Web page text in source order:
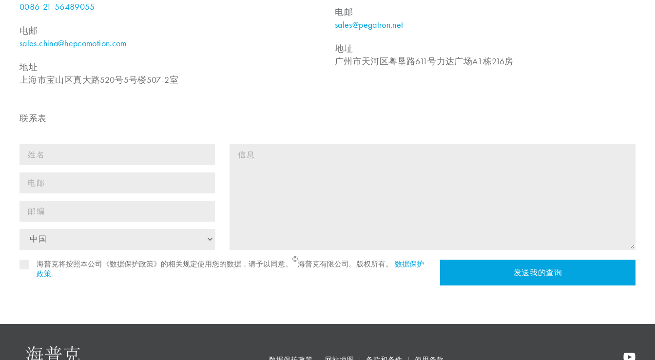
0086-21-56489055
电邮
sales.china@hepcomotion.com
地址
上海市宝山区真大路520号5号楼507-2室
电邮
sales@pegatron.net
地址
广州市天河区粤垦路611号力达广场A1栋216房
联系表
海普克将按照本公司《数据保护政策》的相关规定使用您的数据，请予以同意。
©
海普克有限公司。版权所有。 数据保护
政策. 发送我的查询